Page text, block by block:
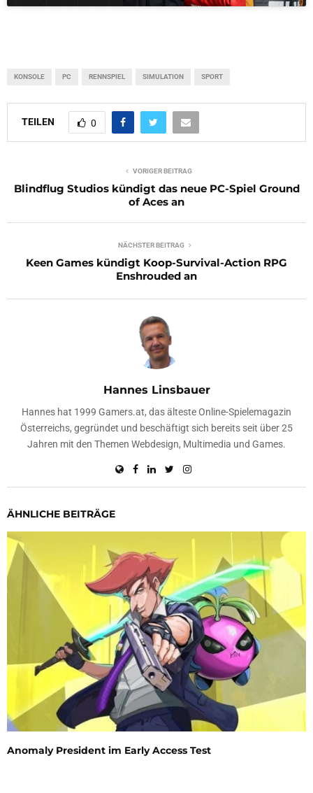
KONSOLE PC RENNSPIEL SIMULATION SPORT
TEILEN 0
VORIGER BEITRAG
Blindflug Studios kündigt das neue PC-Spiel Ground
of Aces an
NÄCHSTER BEITRAG
Keen Games kündigt Koop-Survival-Action RPG
Enshrouded an
Hannes Linsbauer
Hannes hat 1999 Gamers.at, das älteste Online-Spielemagazin
Österreichs, gegründet und beschäftigt sich bereits seit über 25
Jahren mit den Themen Webdesign, Multimedia und Games.
ÄHNLICHE BEITRÄGE
Anomaly President im Early Access Test